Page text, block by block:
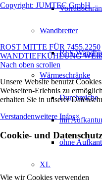
Wandbretter
RFS
Wärmeschränke
Durchreiche
mit
ohne
XL
Copyright: JUMTEC GmbH
ROST MITTE FÜR 7455.2250
WANDTIEFKÜHLUNG
Nach oben scrollen
Unsere Website benutzt
Webseiten-Erlebnis zu
erhalten Sie in unserer
Verstandenweitere Infos×
Cookie- und
Wie wir Cookies verwenden